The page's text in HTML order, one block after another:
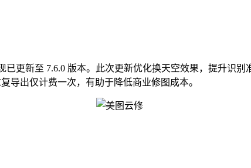
已更新至 7.6.0 版本。此次更新优化换天空效果，提升识
导出仅计费一次，有助于降低商业修图成本。